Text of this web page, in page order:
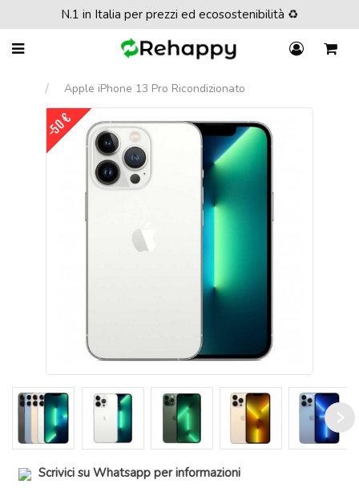
N.1 in Italia per prezzi ed ecosostenibilità ♻️
Apple iPhone 13 Pro Ricondizionato
-50 €
Scrivici su Whatsapp per informazioni